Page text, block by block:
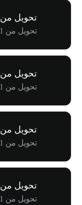
تحويل من SHOPON إلى ZAR
تحويل من 1 SHOPON إلى R2.37K
تحويل من GLDON إلى ZAR
تحويل من 1 GLDON إلى R6.42K
تحويل من AXTIB إلى ZAR
تحويل من 1 AXTIB إلى R1.45K
تحويل من SOXSB إلى ZAR
تحويل من 1 SOXSB إلى R682.82